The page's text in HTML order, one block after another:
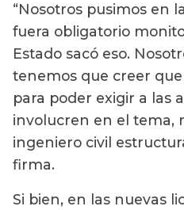
“Nosotros pusimos en
fuera obligatorio
Estado sacó eso.
tenemos que creer
para poder exigir a las
involucren en el tema,
ingeniero civil
firma.
Si bien, en las nuevas